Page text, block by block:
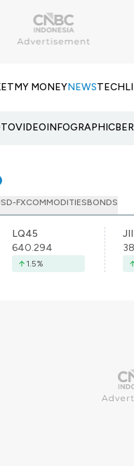
MY MONEYNEWSTECH
VIDEOINFOGRAPHIC
FXCOMMODITIESBONDS
LQ45
640.294
1.5%
JII